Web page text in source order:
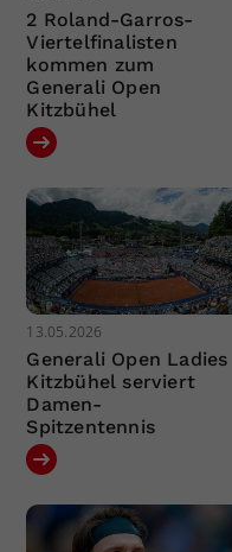
2 Roland-Garros-
Viertelfinalisten
kommen zum
Generali Open
Kitzbühel
13.05.2026
Generali Open Ladies
Kitzbühel serviert
Damen-
Spitzentennis